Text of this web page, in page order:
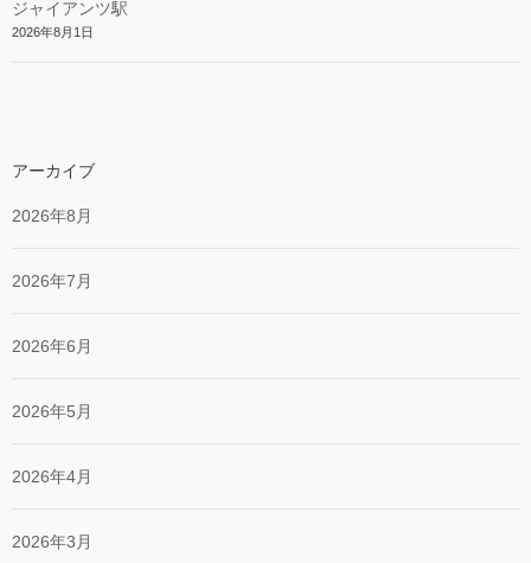
ジャイアンツ駅
2026年8月1日
アーカイブ
2026年8月
2026年7月
2026年6月
2026年5月
2026年4月
2026年3月